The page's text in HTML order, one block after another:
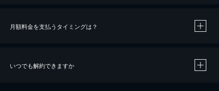
※40％ポイント還元の対象は、クレジットカード決済による作品の購入 / レンタルです。
月額料金を支払うタイミングは？
いつでも解約できますか